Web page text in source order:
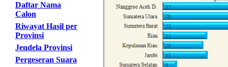
Daftar Nama
Calon
Riwayat Hasil per
Provinsi
Jendela Provinsi
Pergeseran Suara